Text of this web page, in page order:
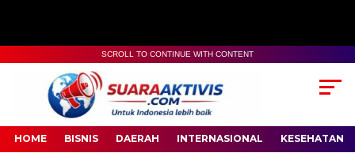
00:00
SCROLL TO CONTINUE WITH CONTENT
HOME BISNIS DAERAH INTERNASIONAL KESEHATAN